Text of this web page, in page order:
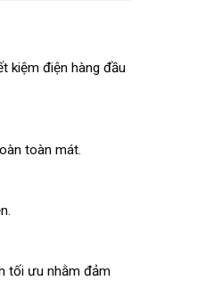
kiệm điện hàng đầu
toàn mát.
tối ưu nhằm đảm